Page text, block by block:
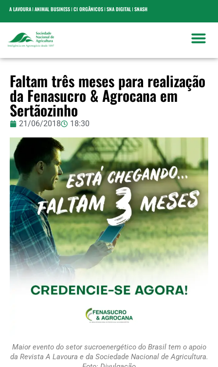
A LAVOURA ANIMAL BUSINESS CI ORGÂNICOS SNA DIGITAL SNASH
Faltam três meses para realização
da Fenasucro & Agrocana em
Sertãozinho
21/06/2018 18:30
Maior evento do setor sucroenergético do Brasil tem o apoio
da Revista A Lavoura e da Sociedade Nacional de Agricultura.